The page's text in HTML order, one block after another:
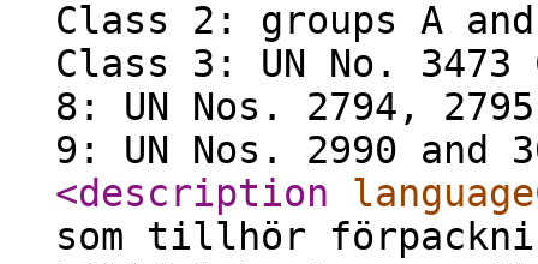
Class 2: groups A
Class 3: UN No.
8: UN Nos. 2794,
9: UN Nos. 2990 and
<description
som tillhör